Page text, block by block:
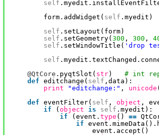
self
form.addWidget( self .myedit)
self .setLayout(form)
self .setGeometry( 300 , 300 ,
self .setWindowTitle( 'drop
self
@QtCore .pyqtSlot( str) # int
def editchange( self ,data):
print
"editchange:" , unicode
def eventFilter( self , object ,
if
( object is self .myedit):
if
(event. type () ==
if
event.accept()